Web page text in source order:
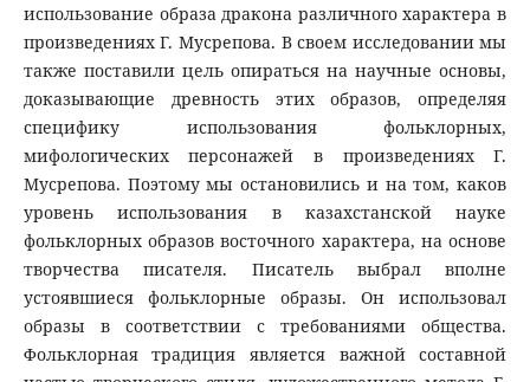
использование образа дракона различного характера в
произведениях Г. Мусрепова. В своем исследовании мы
также поставили цель опираться на научные основы,
доказывающие древность этих образов, определяя
специфику использования фольклорных,
мифологических персонажей в произведениях Г.
Мусрепова. Поэтому мы остановились и на том, каков
уровень использования в казахстанской науке
фольклорных образов восточного характера, на основе
творчества писателя. Писатель выбрал вполне
устоявшиеся фольклорные образы. Он использовал
образы в соответствии с требованиями общества.
Фольклорная традиция является важной составной